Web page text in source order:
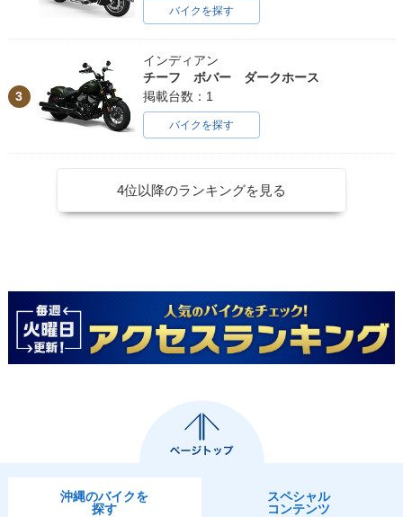
バイクを探す
3
インディアン
チーフ ボバー ダークホース
掲載台数：1
バイクを探す
4位以降のランキングを見る
沖縄のバイクを
探す
スペシャル
コンテンツ